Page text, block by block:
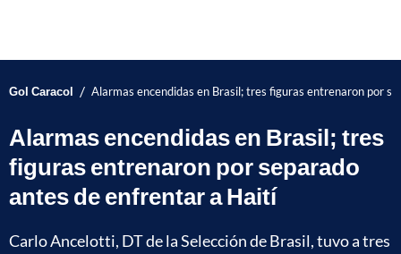
Gol Caracol / Alarmas encendidas en Brasil; tres figuras entrenaron por
Alarmas encendidas en Brasil; tres
figuras entrenaron por separado
antes de enfrentar a Haití
Carlo Ancelotti, DT de la Selección de Brasil, tuvo a tres